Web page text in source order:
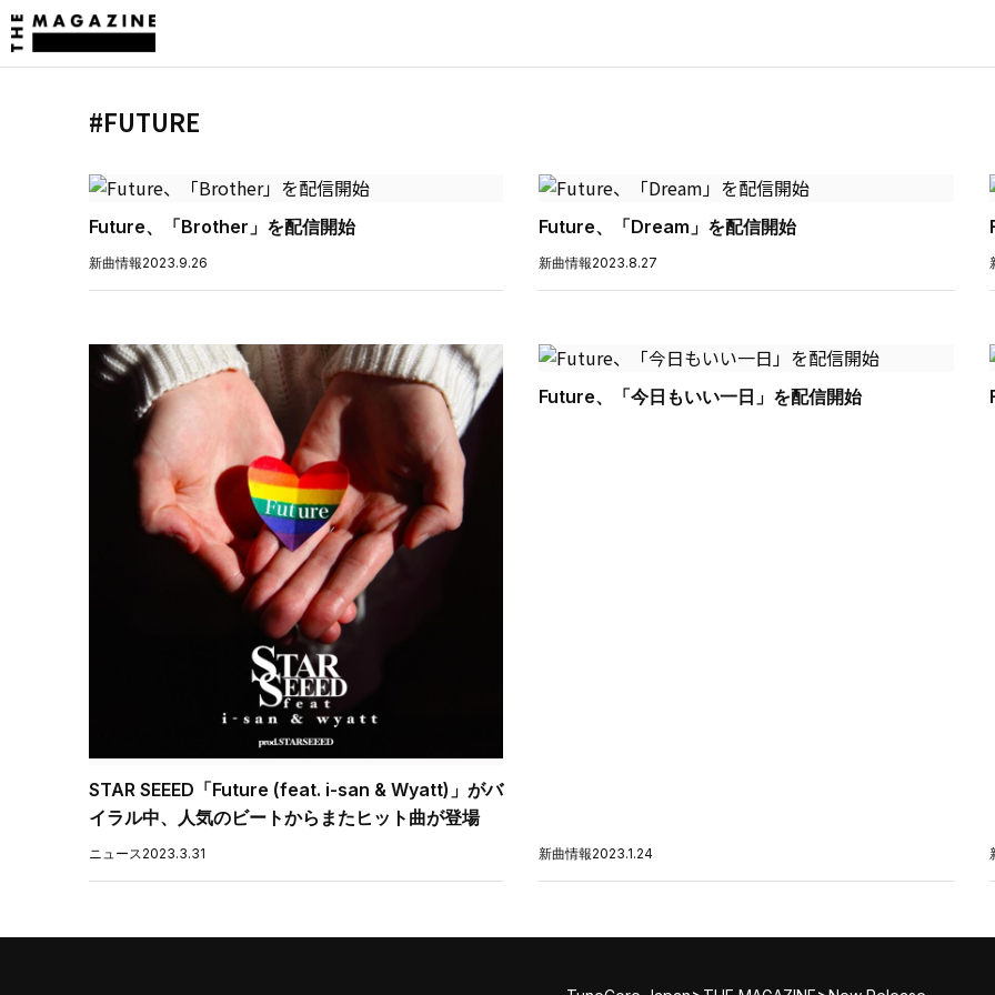
#FUTURE
Future、「Brother」を配信開始
新曲情報2023.9.26
Future、「Dream」を配信開始
新曲情報2023.8.27
STAR SEEED「Future (feat. i-san & Wyatt)」がバ
イラル中、人気のビートからまたヒット曲が登場
ニュース2023.3.31
Future、「今日もいい一日」を配信開始
新曲情報2023.1.24